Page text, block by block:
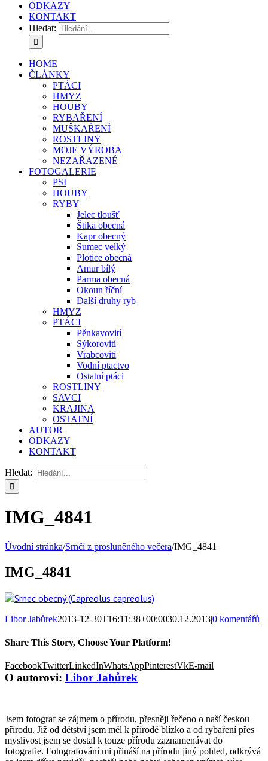
ODKAZY
KONTAKT
Hledat:
HOME
ČLÁNKY
PTÁCI
HMYZ
HOUBY
RYBAŘENÍ
MUŠKAŘENÍ
ROSTLINY
MOJE VÝROBA
NEZAŘAZENÉ
FOTOGALERIE
PSI
HOUBY
RYBY
Jelec tloušť
Štika obecná
Kapr obecný
Sumec velký
Plotice obecná
Amur bílý
Parma obecná
Okoun říční
Další druhy ryb
HMYZ
PTÁCI
Pěnkavovití
Sýkorovití
Vrabcovití
Vodní ptactvo
Ostatní ptáci
ROSTLINY
SAVCI
KRAJINA
OSTATNÍ
AUTOR
ODKAZY
KONTAKT
Hledat:
IMG_4841
Úvodní stránka/Srnčí z prosluněného večera/IMG_4841
IMG_4841
Libor Jabůrek2013-12-30T16:11:38+00:0030.12.2013|0 komentářů
Share This Story, Choose Your Platform!
FacebookTwitterLinkedInWhatsAppPinterestVkE-mail
O autorovi: Libor Jabůrek
Jsem fotograf se zájmem o přírodu, přesněji řečeno o naší českou
přírodu. Již od dětství jsem měl k přírodě blízko a od rybaření přes
myslivost jsem se dostal k touze přírodu zaznamenávat do
fotografie. Fotografování mi přináší na přírodu jiný pohled, odkrývá